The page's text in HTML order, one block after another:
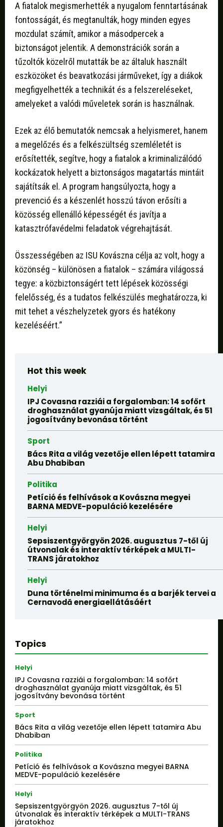
A fiatalok megismerhették a nyugalom fenntartásának
fontosságát, és megtanulták, hogy minden egyes
mozdulat számít, amikor a másodpercek a
biztonságot jelentik. A demonstrációk során a
tűzoltók közelről mutatták be az általuk használt
eszközöket és beavatkozási járműveket, így a diákok
megfigyelhették a technikát és a felszereléseket,
amelyeket a valódi műveletek során is használnak.
Ezek az élő bemutatók nemcsak a helyismeret, hanem
a megelőzés és a felkészültség szemléletét is
erősítették, segítve, hogy a fiatalok a kriminalizálódó
kockázatok helyett a biztonságos magatartás mintáit
sajátítsák el. A program hangsúlyozta, hogy a
prevenció és a készenlét hosszú távon erősíti a
közösség ellenálló képességét és javítja a
katasztrófavédelmi feladatok végrehajtását.
Összességében az ISU Kovászna célja az volt, hogy a
közönség – különösen a fiatalok – számára világossá
tegye: a közbiztonságért tett lépések közösségi
felelősség, és a tudatos felkészülés meghatározza, ki
mit tehet a vészhelyzetek gyors és hatékony
kezeléséért.”
Hot this week
Helyi
IPJ Covasna razziái a forgalomban: 14 sofőrt
droghasználat gyanúja miatt vizsgáltak, és 51
jogosítvány bevonása történt
Sport
Bács Rita a világ vezetője ellen lépett tatamira
Abu Dhabiban
Politika
Petíció és felhívások a Kovászna megyei
BARNA MEDVE-populáció kezelésére
Helyi
Sepsiszentgyörgyön 2026. augusztus 7-től új
útvonalak és interaktív térképek a MULTI-
TRANS járatokhoz
Helyi
Duna történelmi minimuma és a barjék tervei a
Cernavodă energiaellátásáért
Topics
Helyi
IPJ Covasna razziái a forgalomban: 14 sofőrt
droghasználat gyanúja miatt vizsgáltak, és 51
jogosítvány bevonása történt
Sport
Bács Rita a világ vezetője ellen lépett tatamira Abu
Dhabiban
Politika
Petíció és felhívások a Kovászna megyei BARNA
MEDVE-populáció kezelésére
Helyi
Sepsiszentgyörgyön 2026. augusztus 7-től új
útvonalak és interaktív térképek a MULTI-TRANS
járatokhoz